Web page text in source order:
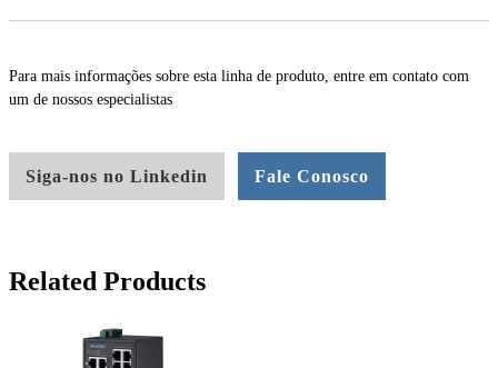
Para mais informações sobre esta linha de produto, entre em contato com
um de nossos especialistas
Siga-nos no Linkedin Fale Conosco
Related Products